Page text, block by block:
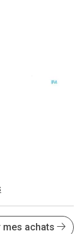
mes achats